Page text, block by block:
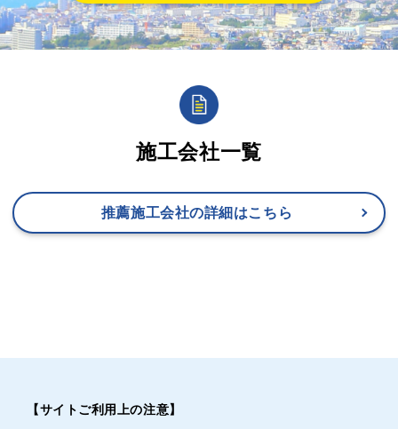
施工会社一覧
推薦施工会社の詳細はこちら
【サイトご利用上の注意】